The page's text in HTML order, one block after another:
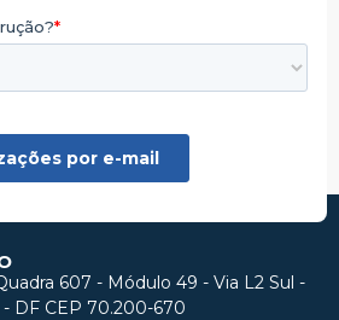
607 - Módulo 49 - Via L2 Sul -
- DF CEP 70.200-670